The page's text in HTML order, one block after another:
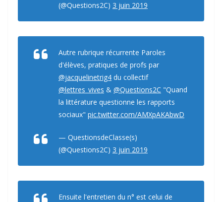
(@Questions2C) 3 juin 2019
Autre rubrique récurrente Paroles
d'élèves, pratiques de profs par
@jacquelinetrig4 du collectif
@lettres_vives & @Questions2C "Quand
la littérature questionne les rapports
sociaux" pic.twitter.com/AMXpAKAbwD
— QuestionsdeClasse(s)
(@Questions2C) 3 juin 2019
Ensuite l'entretien du n° est celui de